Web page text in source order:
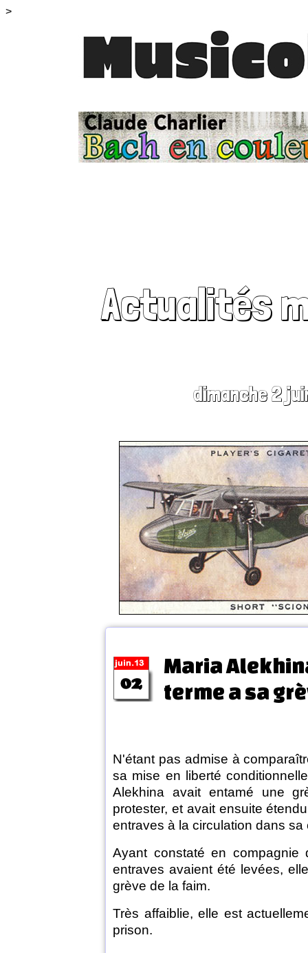
>
Actualités
dimanche 2
Maria
terme a sa
N'étant pas admise à
sa mise en liberté
Alekhina avait entamé une
protester, et avait ensuite
entraves à la circulation dans
Ayant constaté en compagnie
entraves avaient été levées,
grève de la faim.
Très affaiblie, elle est
prison.